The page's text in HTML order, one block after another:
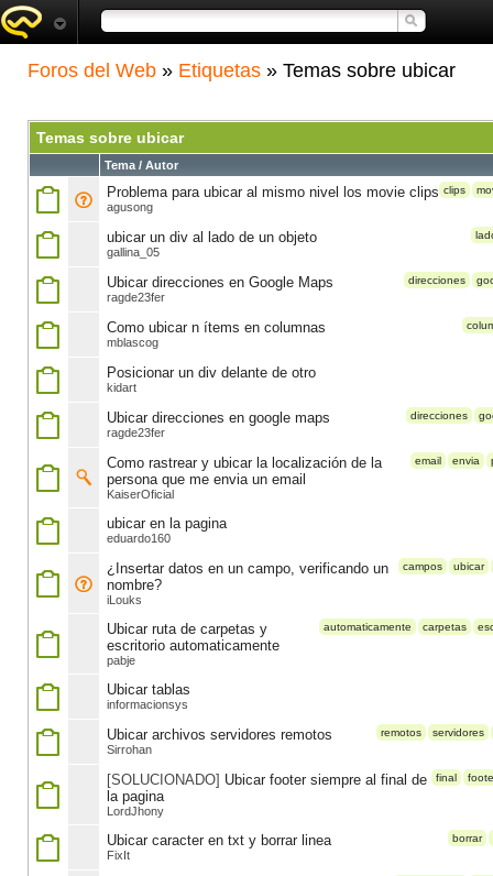
Foros del Web » Etiquetas » Temas sobre ubicar
Temas sobre ubicar
Tema / Autor
clips
Problema para ubicar al mismo nivel los movie clips
agusong
ubicar un div al lado de un objeto
gallina_05
direcciones
Ubicar direcciones en Google Maps
ragde23fer
Como ubicar n ítems en columnas
mblascog
Posicionar un div delante de otro
kidart
direcciones
Ubicar direcciones en google maps
ragde23fer
email envia
Como rastrear y ubicar la localización de la
persona que me envia un email
KaiserOficial
ubicar en la pagina
eduardo160
campos ubicar
¿Insertar datos en un campo, verificando un
nombre?
iLouks
automaticamente carpetas
Ubicar ruta de carpetas y
escritorio automaticamente
pabje
Ubicar tablas
informacionsys
remotos servidores
Ubicar archivos servidores remotos
Sirrohan
final
[SOLUCIONADO] Ubicar footer siempre al final de
la pagina
LordJhony
borrar
Ubicar caracter en txt y borrar linea
FixIt